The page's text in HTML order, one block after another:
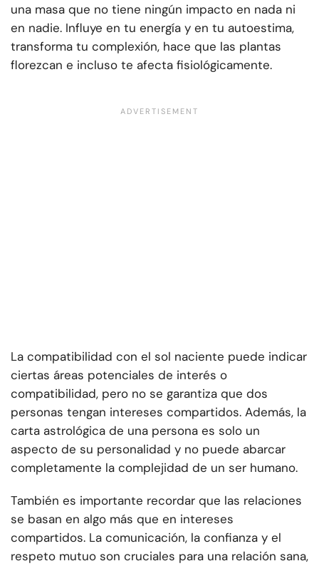
una masa que no tiene ningún impacto en nada ni
en nadie. Influye en tu energía y en tu autoestima,
transforma tu complexión, hace que las plantas
florezcan e incluso te afecta fisiológicamente.
La compatibilidad con el sol naciente puede indicar
ciertas áreas potenciales de interés o
compatibilidad, pero no se garantiza que dos
personas tengan intereses compartidos. Además, la
carta astrológica de una persona es solo un
aspecto de su personalidad y no puede abarcar
completamente la complejidad de un ser humano.
También es importante recordar que las relaciones
se basan en algo más que en intereses
compartidos. La comunicación, la confianza y el
respeto mutuo son cruciales para una relación sana,